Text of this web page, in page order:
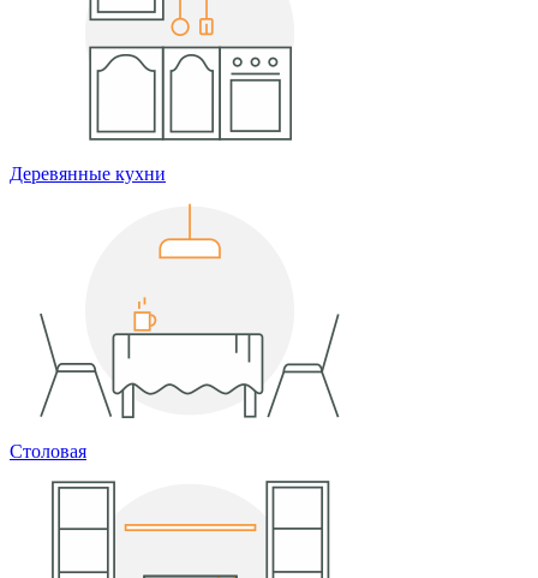
Деревянные кухни
Столовая